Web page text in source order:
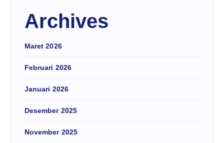
Archives
Maret 2026
Februari 2026
Januari 2026
Desember 2025
November 2025